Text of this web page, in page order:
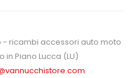
- ricambi accessori auto moto
in Piano Lucca (LU)